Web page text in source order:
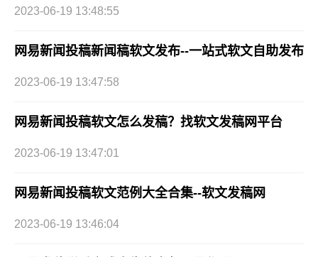
2023-06-19 13:48:55
网易新闻投稿新闻稿软文发布--一站式软文自助发布
2023-06-19 13:47:58
网易新闻投稿软文怎么发稿？找软文发稿网平台
2023-06-19 13:47:01
网易新闻投稿软文范例大全合集--软文发稿网
2023-06-19 13:46:04